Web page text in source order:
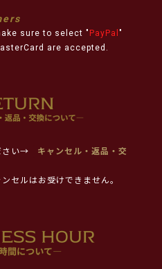
sure to select " PayPal "
are accepted.
さい→
キャンセル・返品・交
セルはお受けできません。